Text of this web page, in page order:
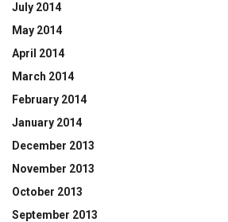
July 2014
May 2014
April 2014
March 2014
February 2014
January 2014
December 2013
November 2013
October 2013
September 2013